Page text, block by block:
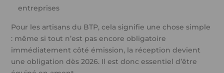
entreprises
Pour les artisans du BTP, cela signifie une chose simple
: même si tout n’est pas encore obligatoire
immédiatement côté émission, la réception devient
une obligation dès 2026. Il est donc essentiel d’être